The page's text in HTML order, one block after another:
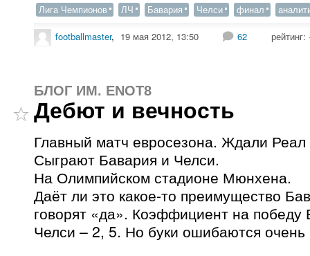
Лига Чемпионов ЛЧ Бавария Челси финал
footballmaster, 19 мая 2012, 13:50 62 рейтинг:
БЛОГ ИМ. ENOT8
Дебют и вечность
Главный матч евросезона. Ждали
Сыграют Бавария и Челси.
На Олимпийском стадионе Мюнхена.
Даёт ли это какое-то преимущество
говорят «да». Коэффициент на победу
Челси – 2, 5. Но буки ошибаются очень